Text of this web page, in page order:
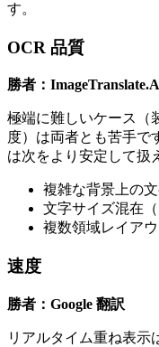
す。
OCR 品質
勝者：
極端に難しいケース（
度）は両者とも苦手で
は次をより安定して扱
複雑な背景上の
文字サイズ混在（
複数領域レイア
速度
勝者：Google 翻訳
リアルタイム重ね表示